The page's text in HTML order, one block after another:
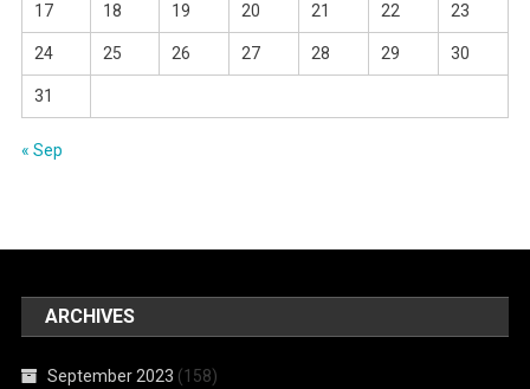
17 18 19 20 21 22 23
24 25 26 27 28 29 30
31
« Sep
ARCHIVES
September 2023 (158)